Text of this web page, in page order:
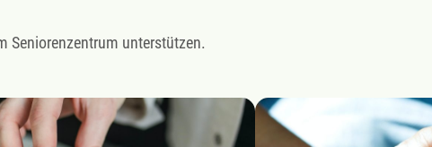
Seniorenzentrum unterstützen.